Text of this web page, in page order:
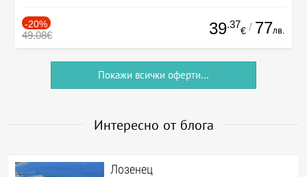
-20%
49.08€ 39.37
€ / 77лв.
Покажи всички оферти...
Интересно от блога
Лозенец